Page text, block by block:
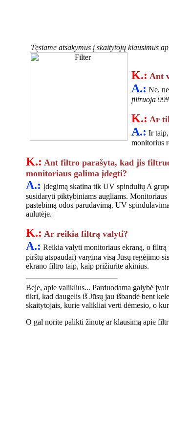
Tęsiame atsakymus į skaitytojų klausimus
K.: Ant
A.: Ne,
filtruoja
K.: Ar
A.: Ir
monitorius
K.: Ant filtro parašyta, kad jis
monitoriaus galima įdegti?
A.: Įdegimą skatina tik UV spindulių A
susidaryti piktybiniams augliams.
pastebimą odos parudavimą. UV
aulutėje.
K.: Ar reikia filtrą valyti?
A.: Reikia valyti monitoriaus ekraną, o
pirštų atspaudai) vargina visą Jūsų regėjimo
ekrano filtro taip, kaip prižiūrite akinius.
Beje, apie valiklius... Parduodama galybė
tikri, kad daugelis iš Jūsų jau išbandė bent
skaitytojais, kurie valikliai verti dėmesio, o
O gal norite palikti žinutę ar klausimą apie